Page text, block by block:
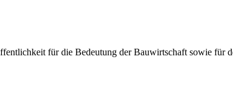
für die Bedeutung der Bauwirtschaft sowie für